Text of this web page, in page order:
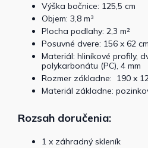
Výška bočnice: 125,5 cm
Objem: 3,8 m³
Plocha podlahy: 2,3 m²
Posuvné dvere: 156 x 62 cm
Materiál: hliníkové profily,
polykarbonátu (PC), 4 mm
Rozmer základne: 190 x
Materiál základne:
Rozsah doručenia:
1 x záhradný skleník